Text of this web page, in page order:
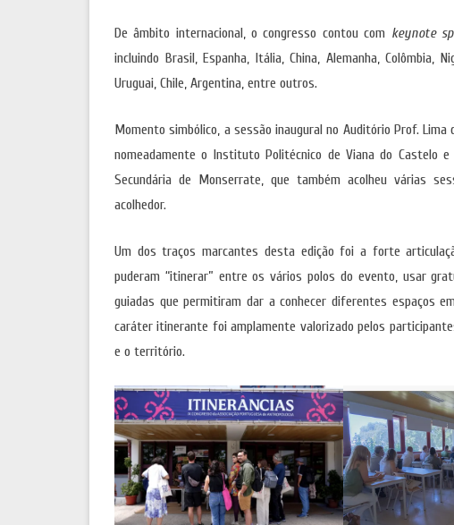
De âmbito internacional, o congresso contou com keynote
incluindo Brasil, Espanha, Itália, China, Alemanha, Colômbia,
Uruguai, Chile, Argentina, entre outros.
Momento simbólico, a sessão inaugural no Auditório Prof.
nomeadamente o Instituto Politécnico de Viana do Castelo
Secundária de Monserrate, que também acolheu várias
acolhedor.
Um dos traços marcantes desta edição foi a forte
puderam “itinerar” entre os vários polos do evento, usar
guiadas que permitiram dar a conhecer diferentes espaços
caráter itinerante foi amplamente valorizado pelos
e o território.